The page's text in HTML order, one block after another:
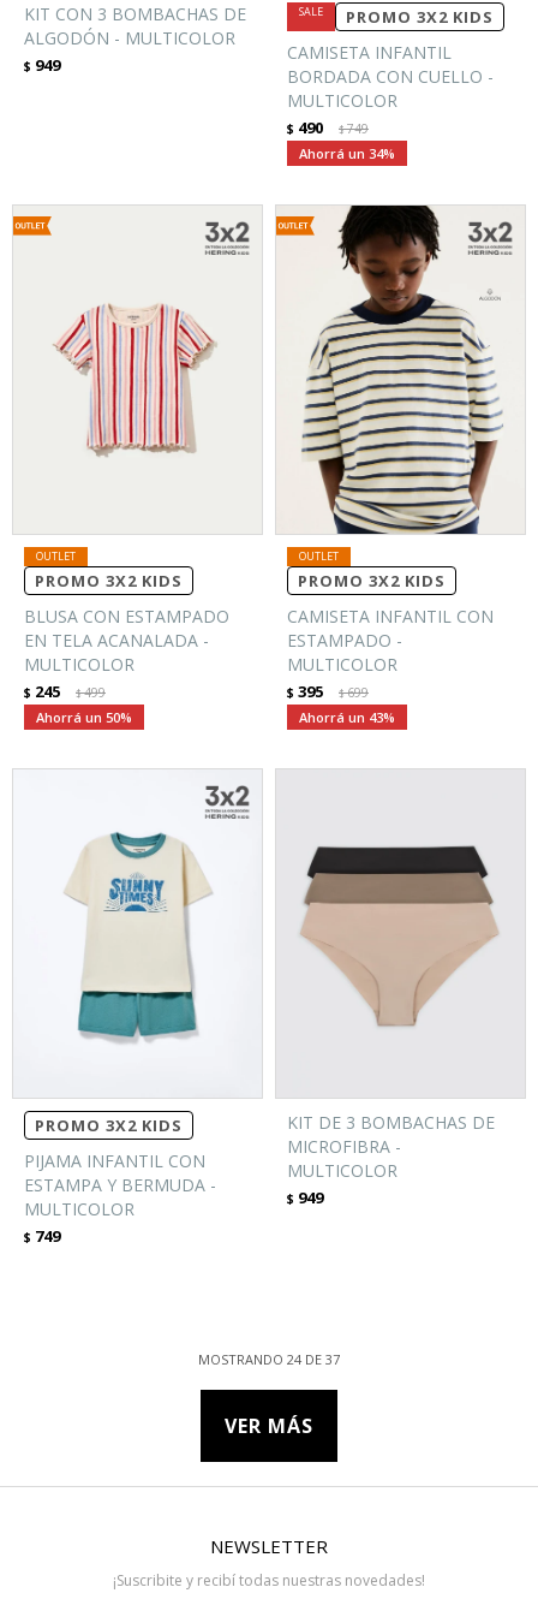
KIT CON 3 BOMBACHAS DE
ALGODÓN - MULTICOLOR
$ 949
PROMO 3X2 KIDS
CAMISETA INFANTIL
BORDADA CON CUELLO -
MULTICOLOR
$ 490 $749
34
PROMO 3X2 KIDS
BLUSA CON ESTAMPADO
EN TELA ACANALADA -
MULTICOLOR
$ 245 $499
50
PROMO 3X2 KIDS
CAMISETA INFANTIL CON
ESTAMPADO -
MULTICOLOR
$ 395 $699
43
PROMO 3X2 KIDS
PIJAMA INFANTIL CON
ESTAMPA Y BERMUDA -
MULTICOLOR
$ 749
KIT DE 3 BOMBACHAS DE
MICROFIBRA -
MULTICOLOR
$ 949
MOSTRANDO 24 DE 37
VER MÁS
NEWSLETTER
¡Suscribite y recibí todas nuestras novedades!